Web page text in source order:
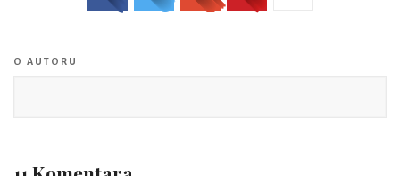
O AUTORU